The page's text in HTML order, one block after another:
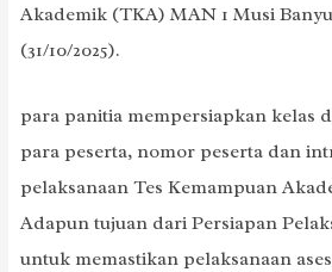
Akademik (TKA) MAN 1 Musi
(31/10/2025).
para panitia mempersiapkan kelas
para peserta, nomor peserta dan
pelaksanaan Tes Kemampuan
Adapun tujuan dari Persiapan
untuk memastikan pelaksanaan